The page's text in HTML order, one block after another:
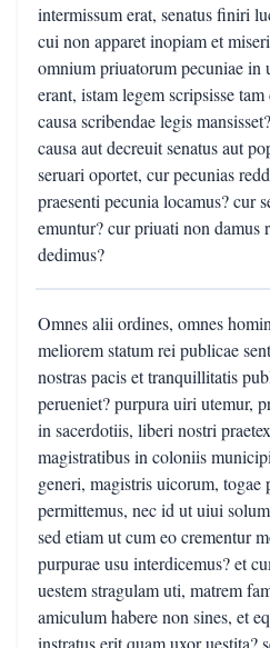
intermissum erat, senatus finiri
cui non apparet inopiam et
omnium priuatorum pecuniae in
erant, istam legem scripsisse
causa scribendae legis
causa aut decreuit senatus aut
seruari oportet, cur pecunias
praesenti pecunia locamus? cur
emuntur? cur priuati non damus
dedimus?
Omnes alii ordines, omnes
meliorem statum rei publicae
nostras pacis et tranquillitatis
perueniet? purpura uiri utemur,
in sacerdotiis, liberi nostri
magistratibus in coloniis
generi, magistris uicorum, togae
permittemus, nec id ut uiui
sed etiam ut cum eo crementur
purpurae usu interdicemus? et
uestem stragulam uti, matrem
amiculum habere non sines, et
instratus erit quam uxor uestita?